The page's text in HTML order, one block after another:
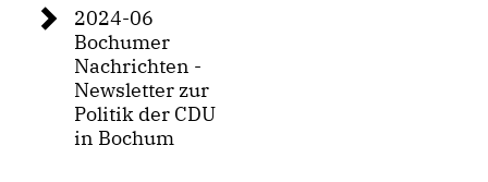
2024-06
Bochumer
Nachrichten -
Newsletter zur
Politik der CDU
in Bochum